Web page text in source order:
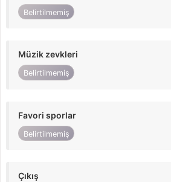
Belirtilmemiş
Müzik zevkleri
Belirtilmemiş
Favori sporlar
Belirtilmemiş
Çıkış